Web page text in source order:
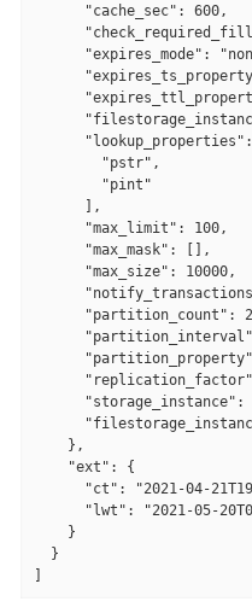
      "cache_sec": 600,
"expires_mode":
        "pstr",
        "pint"
      ],
      "max_limit": 100,
      "max_mask": [],
      "max_size": 10000,
"partition_count":
"storage_instance":
    },
    "ext": {
"ct": "2021-04-
"lwt": "2021-05-
    }
  }
]